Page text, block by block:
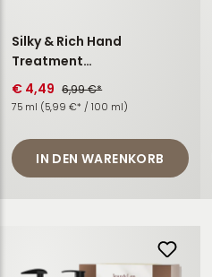
Silky & Rich Hand
Treatment
Bergamot/Cedarwood
€ 4,49 6,99 €*
75 ml (5,99 €* / 100 ml)
IN DEN WARENKORB